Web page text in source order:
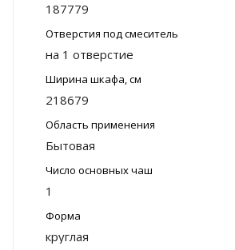
187779
Отверстия под смеситель
на 1 отверстие
Ширина шкафа, см
218679
Область применения
Бытовая
Число основных чаш
1
Форма
круглая